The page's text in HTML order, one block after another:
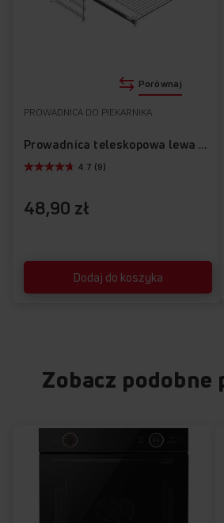
48,90 zł
PROWADNICA DO PIEKARNIKA
Prowadnica teleskopowa lewa APG1001
Dodaj do koszyka
4.7 (9)
Porównaj
Zobacz podobne